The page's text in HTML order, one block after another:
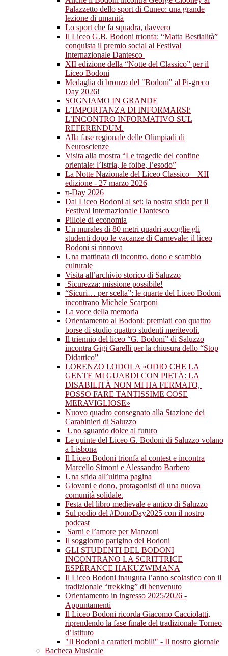
Palazzetto dello sport di Cuneo: una grande
lezione di umanità
Lo sport che fa squadra, davvero
Il Liceo G.B. Bodoni trionfa: “Matta Bestialità”
conquista il premio social al Festival
Internazionale Dantesco
XII edizione della “Notte del Classico” per il
Liceo Bodoni
Medaglia di bronzo del "Bodoni" al Pi-greco
Day 2026!
SOGNIAMO IN GRANDE
L’IMPORTANZA DI INFORMARSI:
L’INCONTRO INFORMATIVO SUL
REFERENDUM.
Alla fase regionale delle Olimpiadi di
Neuroscienze
Visita alla mostra “Le tragedie del confine
orientale: l’Istria, le foibe, l’esodo”
La Notte Nazionale del Liceo Classico – XII
edizione - 27 marzo 2026
π-Day 2026
Dal Liceo Bodoni al set: la nostra sfida per il
Festival Internazionale Dantesco
Pillole di economia
Un murales di 80 metri quadri accoglie gli
studenti dopo le vacanze di Carnevale: il liceo
Bodoni si rinnova
Una mattinata di incontro, dono e scambio
culturale
Visita all’archivio storico di Saluzzo
Sicurezza: missione possibile!
“Sicuri… per scelta”: le quarte del Liceo Bodoni
incontrano Michele Scarponi
La voce della memoria
Orientamento al Bodoni: premiati con quattro
borse di studio quattro studenti meritevoli.
Il triennio del liceo “G. Bodoni” di Saluzzo
incontra Gigi Garelli per la chiusura dello “Stop
Didattico”
LORENZO LODOLA «ODIO CHE LA
GENTE MI GUARDI CON PIETÀ: LA
DISABILITÀ NON MI HA FERMATO,
POSSO FARE TANTISSIME COSE
MERAVIGLIOSE»
Nuovo quadro consegnato alla Stazione dei
Carabinieri di Saluzzo
Uno sguardo dolce al futuro
Le quinte del Liceo G. Bodoni di Saluzzo volano
a Lisbona
Il Liceo Bodoni trionfa al contest e incontra
Marcello Simoni e Alessandro Barbero
Una sfida all’ultima pagina
Giovani e dono, protagonisti di una nuova
comunità solidale.
Festa del libro medievale e antico di Saluzzo
Sul podio del #DonoDay2025 con il nostro
podcast
Sarni e l’amore per Manzoni
Il soggiorno parigino del Bodoni
GLI STUDENTI DEL BODONI
INCONTRANO LA SCRITTRICE
ESPÈRANCE HAKUZWIMANA
Il Liceo Bodoni inaugura l’anno scolastico con il
tradizionale “trekking” di benvenuto
Orientamento in ingresso 2025/2026 -
Appuntamenti
Il Liceo Bodoni ricorda Giacomo Cacciolatti,
riprendendo la fase finale del tradizionale Torneo
d’Istituto
"Il Bodoni a caratteri mobili" - Il nostro giornale
Bacheca Musicale